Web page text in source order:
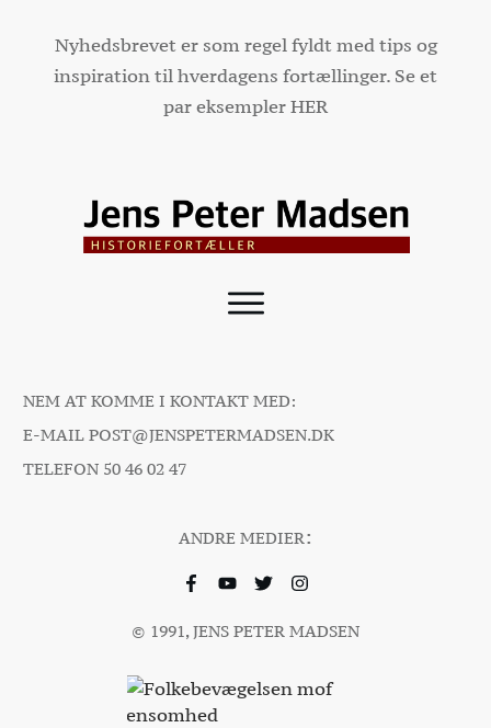
Nyhedsbrevet er som regel fyldt med tips og
inspiration til hverdagens fortællinger. Se et
par eksemplerHER
NEM AT KOMME I KONTAKT MED:
E-MAIL POST@JENSPETERMADSEN.DK
TELEFON 50 46 02 47
ANDRE MEDIER:
© 1991, JENS PETER MADSEN